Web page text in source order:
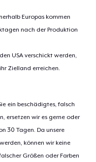
Europas kommen
nach der Produktion
USA verschickt werden,
Zielland erreichen.
ein beschädigtes, falsch
ersetzen wir es gerne oder
30 Tagen. Da unsere
können wir keine
Größen oder Farben